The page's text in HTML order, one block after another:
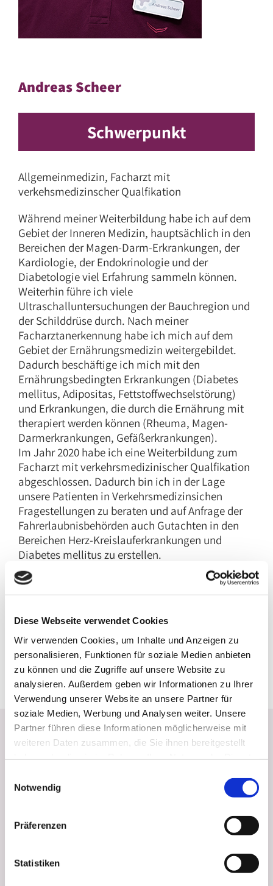
Diese Webseite verwendet Cookies
Wir verwenden Cookies, um Inhalte und Anzeigen zu
personalisieren, Funktionen für soziale Medien anbieten
zu können und die Zugriffe auf unsere Website zu
analysieren. Außerdem geben wir Informationen zu Ihrer
Verwendung unserer Website an unsere Partner für
soziale Medien, Werbung und Analysen weiter. Unsere
Partner führen diese Informationen möglicherweise mit
weiteren Daten zusammen, die Sie ihnen bereitgestellt
Notwendig
Präferenzen
Statistiken
Andreas Scheer
Schwerpunkt
Allgemeinmedizin, Facharzt mit
verkehsmedizinscher Qualfikation
Während meiner Weiterbildung habe ich auf dem
Gebiet der Inneren Medizin, hauptsächlich in den
Bereichen der Magen-Darm-Erkrankungen, der
Kardiologie, der Endokrinologie und der
Diabetologie viel Erfahrung sammeln können.
Weiterhin führe ich viele
Ultraschalluntersuchungen der Bauchregion und
der Schilddrüse durch. Nach meiner
Facharztanerkennung habe ich mich auf dem
Gebiet der Ernährungsmedizin weitergebildet.
Dadurch beschäftige ich mich mit den
Ernährungsbedingten Erkrankungen (Diabetes
mellitus, Adipositas, Fettstoffwechselstörung)
und Erkrankungen, die durch die Ernährung mit
therapiert werden können (Rheuma, Magen-
Darmerkrankungen, Gefäßerkrankungen).
Im Jahr 2020 habe ich eine Weiterbildung zum
Facharzt mit verkehrsmedizinischer Qualfikation
abgeschlossen. Dadurch bin ich in der Lage
unsere Patienten in Verkehrsmedizinsichen
Fragestellungen zu beraten und auf Anfrage der
Fahrerlaubnisbehörden auch Gutachten in den
Bereichen Herz-Kreislauferkrankungen und
Diabetes mellitus zu erstellen.